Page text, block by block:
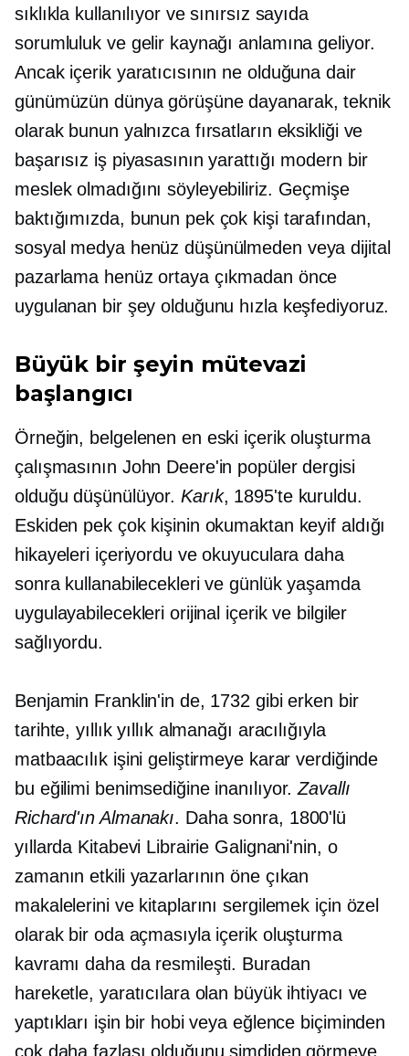
sıklıkla kullanılıyor ve sınırsız sayıda
sorumluluk ve gelir kaynağı anlamına geliyor.
Ancak içerik yaratıcısının ne olduğuna dair
günümüzün dünya görüşüne dayanarak, teknik
olarak bunun yalnızca fırsatların eksikliği ve
başarısız iş piyasasının yarattığı modern bir
meslek olmadığını söyleyebiliriz. Geçmişe
baktığımızda, bunun pek çok kişi tarafından,
sosyal medya henüz düşünülmeden veya dijital
pazarlama henüz ortaya çıkmadan önce
uygulanan bir şey olduğunu hızla keşfediyoruz.
Büyük bir şeyin mütevazi
başlangıcı
Örneğin, belgelenen en eski içerik oluşturma
çalışmasının John Deere'in popüler dergisi
olduğu düşünülüyor. Karık, 1895'te kuruldu.
Eskiden pek çok kişinin okumaktan keyif aldığı
hikayeleri içeriyordu ve okuyuculara daha
sonra kullanabilecekleri ve günlük yaşamda
uygulayabilecekleri orijinal içerik ve bilgiler
sağlıyordu.
Benjamin Franklin'in de, 1732 gibi erken bir
tarihte, yıllık yıllık almanağı aracılığıyla
matbaacılık işini geliştirmeye karar verdiğinde
bu eğilimi benimsediğine inanılıyor.Zavallı
Richard'ın Almanakı. Daha sonra, 1800'lü
yıllarda Kitabevi Librairie Galignani'nin, o
zamanın etkili yazarlarının öne çıkan
makalelerini ve kitaplarını sergilemek için özel
olarak bir oda açmasıyla içerik oluşturma
kavramı daha da resmileşti. Buradan
hareketle, yaratıcılara olan büyük ihtiyacı ve
yaptıkları işin bir hobi veya eğlence biçiminden
çok daha fazlası olduğunu şimdiden görmeye